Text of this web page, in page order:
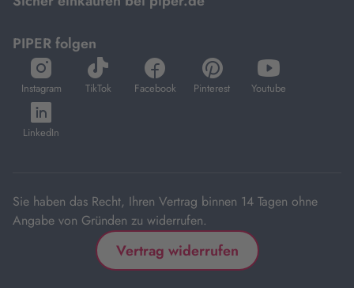
PIPER folgen
Instagram
öffnet
in
neuem
Tab
TikTok
öffnet
in
Facebook
öffnet
in
Pinterest
öffnet
in
Youtube
öffnet
in
LinkedIn
öffnet
in
Sie haben das Recht, Ihren Vertrag binnen 14 Tagen ohne
Angabe von Gründen zu widerrufen.
Vertrag widerrufen